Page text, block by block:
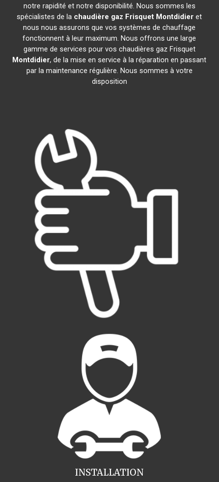
notre rapidité et notre disponibilité. Nous sommes les
spécialistes de la chaudière gaz Frisquet Montdidier et
nous nous assurons que vos systèmes de chauffage
fonctionnent à leur maximum. Nous offrons une large
gamme de services pour vos chaudières gaz Frisquet
Montdidier, de la mise en service à la réparation en passant
par la maintenance régulière. Nous sommes à votre
disposition
INSTALLATION